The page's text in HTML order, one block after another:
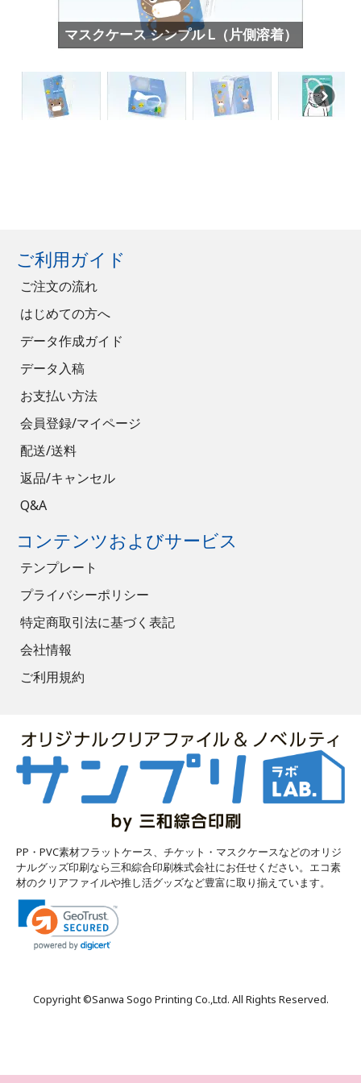
マスクケース シンプル L（片側溶着）
ご利用ガイド
ご注文の流れ
はじめての方へ
データ作成ガイド
データ入稿
お支払い方法
会員登録/マイページ
配送/送料
返品/キャンセル
Q&A
コンテンツおよびサービス
テンプレート
プライバシーポリシー
特定商取引法に基づく表記
会社情報
ご利用規約
PP・PVC素材フラットケース、チケット・マスクケースなどのオリジ
ナルグッズ印刷なら三和綜合印刷株式会社にお任せください。エコ素
材のクリアファイルや推し活グッズなど豊富に取り揃えています。
Copyright ©Sanwa Sogo Printing Co.,Ltd. All Rights Reserved.